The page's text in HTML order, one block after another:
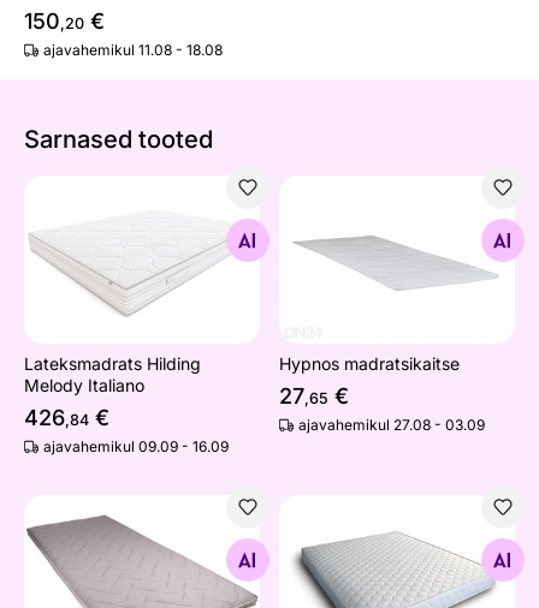
150,20 €
ajavahemikul 11.08 - 18.08
Sarnased tooted
Otsi sarnaseid
Lateksmadrats Hilding
Melody Italiano
426,84 €
ajavahemikul 09.09 - 16.09
Otsi sarnaseid
Hypnos madratsikaitse
27,65 €
ajavahemikul 27.08 - 03.09
Kattemadrats Hypnos Venus (HR, puuvill, vill)
Otsi sarnaseid
Madrats Inter Pocket
Otsi sarnaseid